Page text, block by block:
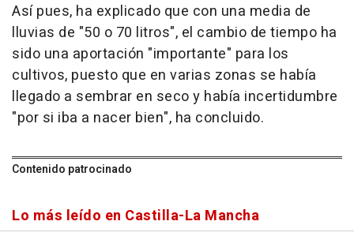
Así pues, ha explicado que con una media de
lluvias de "50 o 70 litros", el cambio de tiempo ha
sido una aportación "importante" para los
cultivos, puesto que en varias zonas se había
llegado a sembrar en seco y había incertidumbre
"por si iba a nacer bien", ha concluido.
Contenido patrocinado
Lo más leído en Castilla-La Mancha